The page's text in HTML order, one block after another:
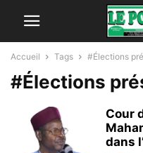
Accueil Tags #Élections
#Élections
Cour
dans